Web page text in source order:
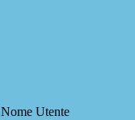
Nome Utente